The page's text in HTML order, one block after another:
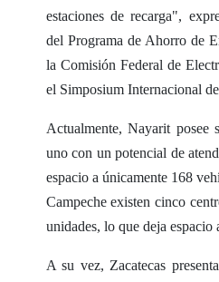
estaciones de recarga",
del Programa de Ahorro de
la Comisión Federal de
el Simposium Internacional
Actualmente, Nayarit posee
uno con un potencial de
espacio a únicamente 168
Campeche existen cinco
unidades, lo que deja espacio
A su vez, Zacatecas